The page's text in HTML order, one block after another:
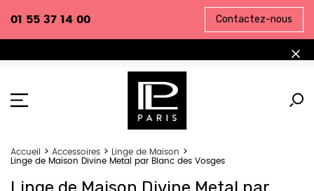
01 55 37 14 00 Contactez-nous
Accueil Accessoires
Linge de Maison
Linge de Maison Divine Metal par Blanc des Vosges